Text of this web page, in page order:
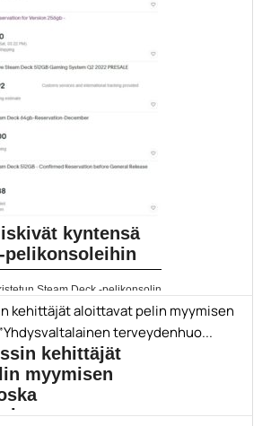
kyntensä
pelikonsoleihin
Steam Deck -pelikonsolin
kehittäjät
myymisen